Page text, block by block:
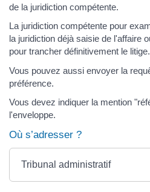
de la juridiction compétente.
La juridiction compétente pour
la juridiction déjà saisie de l'affaire
pour trancher définitivement le litige.
Vous pouvez aussi envoyer la
préférence.
Vous devez indiquer la mention
l'enveloppe.
Où s’adresser ?
Tribunal administratif